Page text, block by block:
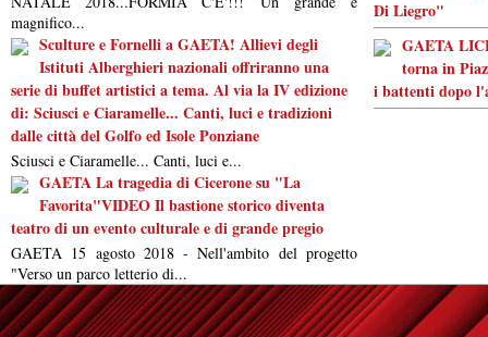
magnifico...
Sculture e Fornelli a GAETA! Allievi degli
Istituti Alberghieri nazionali offriranno una
serie di buffet artistici a tema. Al via la IV edizione
di: Sciusci e Ciaramelle... Canti, luci e tradizioni
dalle città del Golfo ed Isole Ponziane
Sciusci e Ciaramelle... Canti, luci e...
GAETA La tragedia di Cicerone su "La
Favorita"VIDEO Il bastione storico diventa
teatro di un evento culturale e di grande pregio
GAETA 15 agosto 2018 - Nell'ambito del progetto
"Verso un parco letterio di...
Di Liegro"
GAETA
torna in
i battenti dopo